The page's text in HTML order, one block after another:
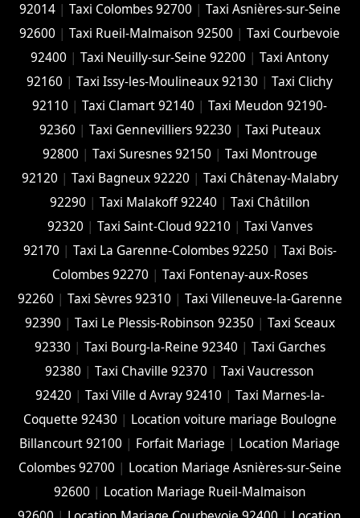
92014| Taxi Colombes 92700 | Taxi Asnières-sur-Seine
92600 |Taxi Rueil-Malmaison 92500 |Taxi Courbevoie
92400 |Taxi Neuilly-sur-Seine 92200 |Taxi Antony
92160 |Taxi Issy-les-Moulineaux 92130 |Taxi Clichy
92110 |Taxi Clamart 92140 |Taxi Meudon 92190-
92360 | Taxi Gennevilliers 92230 | Taxi Puteaux
92800 | Taxi Suresnes 92150 | Taxi Montrouge
92120 | Taxi Bagneux 92220 | Taxi Châtenay-Malabry
92290 | Taxi Malakoff 92240 | Taxi Châtillon
92320 | Taxi Saint-Cloud 92210 | Taxi Vanves
92170 | Taxi La Garenne-Colombes 92250 | Taxi Bois-
Colombes 92270 | Taxi Fontenay-aux-Roses
92260 | Taxi Sèvres 92310 | Taxi Villeneuve-la-Garenne
92390 | Taxi Le Plessis-Robinson 92350 | Taxi Sceaux
92330 | Taxi Bourg-la-Reine 92340 | Taxi Garches
92380 |Taxi Chaville 92370 |Taxi Vaucresson
92420 | Taxi Ville d Avray 92410 | Taxi Marnes-la-
Coquette 92430 | Location voiture mariage Boulogne
Billancourt 92100 | Forfait Mariage | Location Mariage
Colombes 92700 | Location Mariage Asnières-sur-Seine
92600 | Location Mariage Rueil-Malmaison